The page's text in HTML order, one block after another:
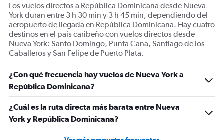
Los vuelos directos a República Dominicana desde Nueva
York duran entre 3 h 30 min y 3 h 45 min, dependiendo del
aeropuerto de llegada en República Dominicana. Hay cuatro
destinos en el país caribeño con vuelos directos desde
Nueva York: Santo Domingo, Punta Cana, Santiago de los
Caballeros y San Felipe de Puerto Plata.
¿Con qué frecuencia hay vuelos de Nueva York a
República Dominicana?
¿Cuál es la ruta directa más barata entre Nueva
York y República Dominicana?